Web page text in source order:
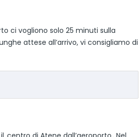
ci vogliono solo 25 minuti sulla
attese all’arrivo, vi consigliamo di